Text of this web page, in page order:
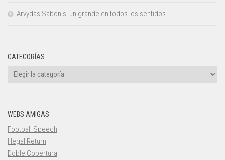
Arvydas Sabonis, un grande en todos los sentidos
CATEGORÍAS
Categorías
WEBS AMIGAS
Football Speech
Illegal Return
Doble Cobertura